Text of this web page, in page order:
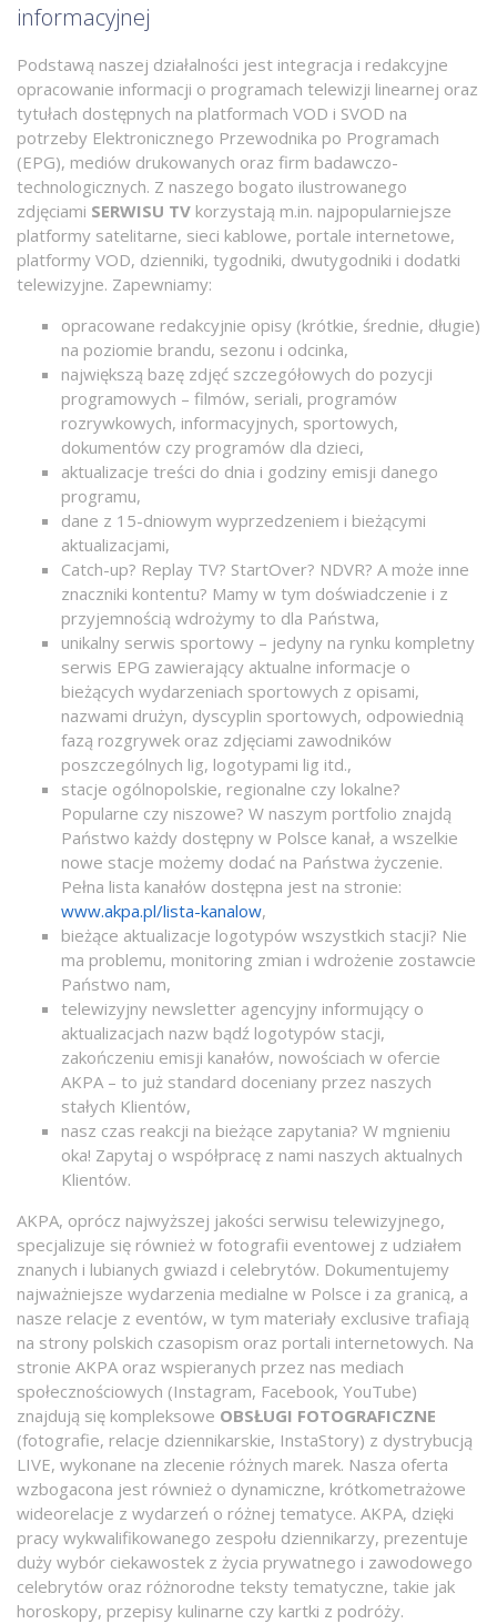
informacyjnej
Podstawą naszej działalności jest integracja i redakcyjne
opracowanie informacji o programach telewizji linearnej oraz
tytułach dostępnych na platformach VOD i SVOD na
potrzeby Elektronicznego Przewodnika po Programach
(EPG), mediów drukowanych oraz firm badawczo-
technologicznych. Z naszego bogato ilustrowanego
zdjęciami SERWISU TV korzystają m.in. najpopularniejsze
platformy satelitarne, sieci kablowe, portale internetowe,
platformy VOD, dzienniki, tygodniki, dwutygodniki i dodatki
telewizyjne. Zapewniamy:
opracowane redakcyjnie opisy (krótkie, średnie, długie)
na poziomie brandu, sezonu i odcinka,
największą bazę zdjęć szczegółowych do pozycji
programowych – filmów, seriali, programów
rozrywkowych, informacyjnych, sportowych,
dokumentów czy programów dla dzieci,
aktualizacje treści do dnia i godziny emisji danego
programu,
dane z 15-dniowym wyprzedzeniem i bieżącymi
aktualizacjami,
Catch-up? Replay TV? StartOver? NDVR? A może inne
znaczniki kontentu? Mamy w tym doświadczenie i z
przyjemnością wdrożymy to dla Państwa,
unikalny serwis sportowy – jedyny na rynku kompletny
serwis EPG zawierający aktualne informacje o
bieżących wydarzeniach sportowych z opisami,
nazwami drużyn, dyscyplin sportowych, odpowiednią
fazą rozgrywek oraz zdjęciami zawodników
poszczególnych lig, logotypami lig itd.,
stacje ogólnopolskie, regionalne czy lokalne?
Popularne czy niszowe? W naszym portfolio znajdą
Państwo każdy dostępny w Polsce kanał, a wszelkie
nowe stacje możemy dodać na Państwa życzenie.
Pełna lista kanałów dostępna jest na stronie:
www.akpa.pl/lista-kanalow,
bieżące aktualizacje logotypów wszystkich stacji? Nie
ma problemu, monitoring zmian i wdrożenie zostawcie
Państwo nam,
telewizyjny newsletter agencyjny informujący o
aktualizacjach nazw bądź logotypów stacji,
zakończeniu emisji kanałów, nowościach w ofercie
AKPA – to już standard doceniany przez naszych
stałych Klientów,
nasz czas reakcji na bieżące zapytania? W mgnieniu
oka! Zapytaj o współpracę z nami naszych aktualnych
Klientów.
AKPA, oprócz najwyższej jakości serwisu telewizyjnego,
specjalizuje się również w fotografii eventowej z udziałem
znanych i lubianych gwiazd i celebrytów. Dokumentujemy
najważniejsze wydarzenia medialne w Polsce i za granicą, a
nasze relacje z eventów, w tym materiały exclusive trafiają
na strony polskich czasopism oraz portali internetowych. Na
stronie AKPA oraz wspieranych przez nas mediach
społecznościowych (Instagram, Facebook, YouTube)
znajdują się kompleksowe OBSŁUGI FOTOGRAFICZNE
(fotografie, relacje dziennikarskie, InstaStory) z dystrybucją
LIVE, wykonane na zlecenie różnych marek. Nasza oferta
wzbogacona jest również o dynamiczne, krótkometrażowe
wideorelacje z wydarzeń o różnej tematyce. AKPA, dzięki
pracy wykwalifikowanego zespołu dziennikarzy, prezentuje
duży wybór ciekawostek z życia prywatnego i zawodowego
celebrytów oraz różnorodne teksty tematyczne, takie jak
horoskopy, przepisy kulinarne czy kartki z podróży.